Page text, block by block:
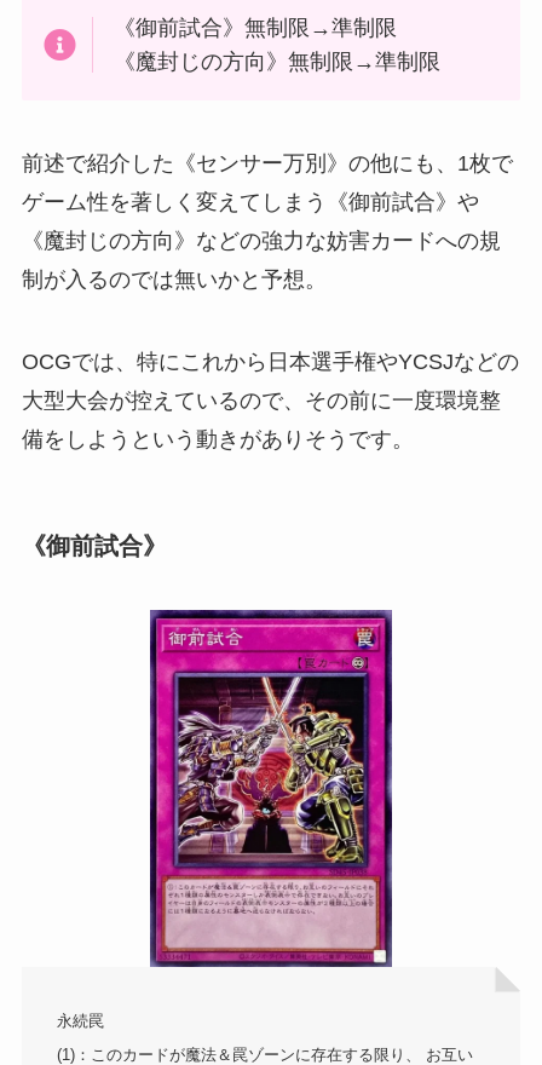
《御前試合》無制限→準制限
《魔封じの方向》無制限→準制限
前述で紹介した《センサー万別》の他にも、1枚で
ゲーム性を著しく変えてしまう《御前試合》や
《魔封じの方向》などの強力な妨害カードへの規
制が入るのでは無いかと予想。
OCGでは、特にこれから日本選手権やYCSJなどの
大型大会が控えているので、その前に一度環境整
備をしようという動きがありそうです。
《御前試合》
永続罠
(1)：このカードが魔法＆罠ゾーンに存在する限り、 お互い